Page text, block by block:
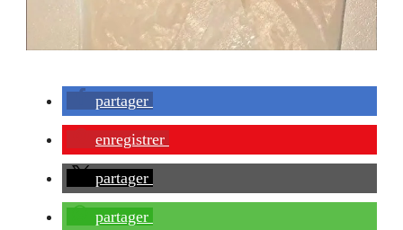
partager
enregistrer
partager
partager